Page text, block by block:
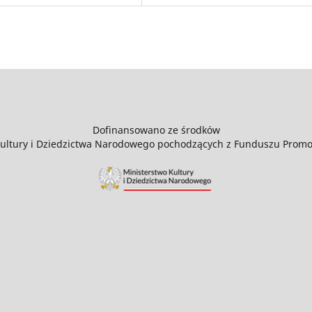
Dofinansowano ze środków
i Dziedzictwa Narodowego pochodzących z Funduszu